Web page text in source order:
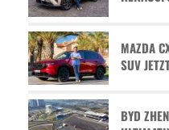
MAZDA
SUV
BYD